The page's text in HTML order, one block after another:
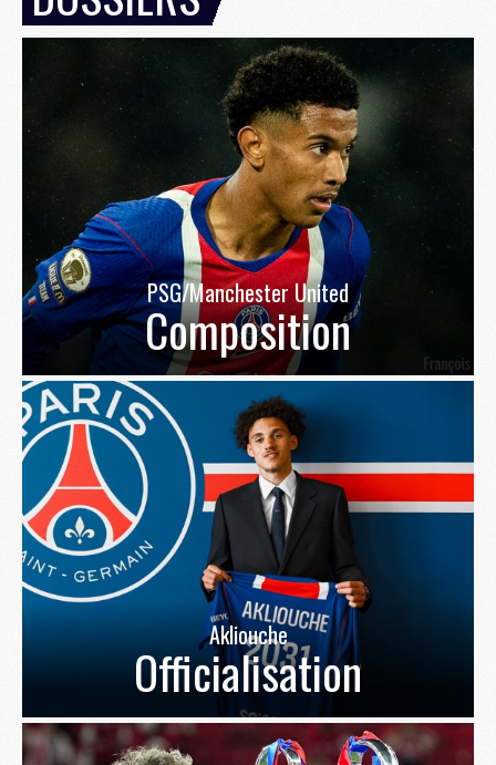
PSG/Manchester United
Composition
Akliouche
Officialisation